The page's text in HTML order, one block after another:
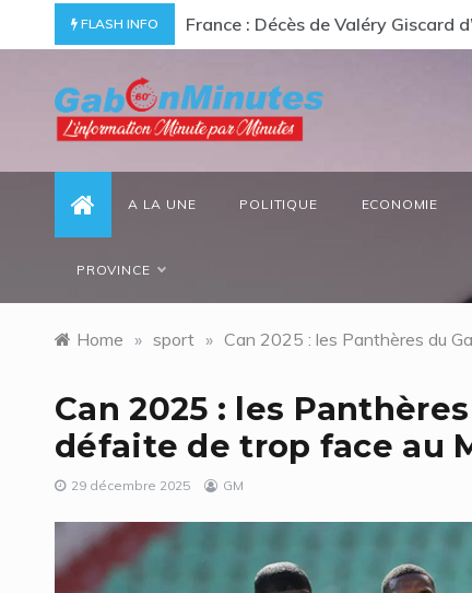
FLASH INFO
à un « passionné d’Afrique »Gabon/ Le ministre des Eaux et
gabonminutes.com
A LA UNE POLITIQUE ECONOMIE
PROVINCE
Home » sport » Can 2025 : les Panthères du
Can 2025 : les
défaite de trop face au
29 décembre 2025 GM